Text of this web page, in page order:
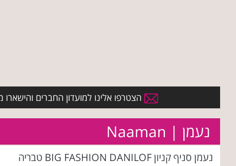
הצטרפו אלינו למועדון החברים והישארו
נעמן | Naaman
נעמן סניף קניון BIG FASHION DANILOF טבריה